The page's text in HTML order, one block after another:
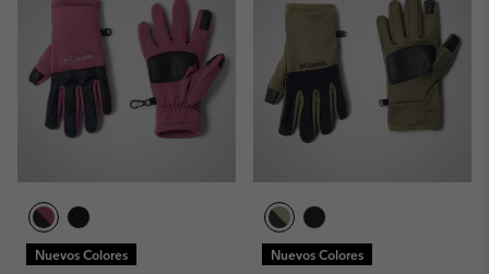
Nuevos Colores Nuevos Colores